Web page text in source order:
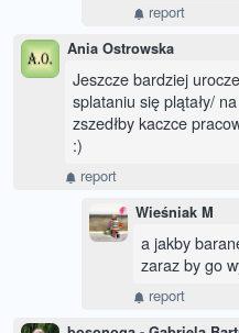
report
Ania Ostrowska
Jeszcze bardziej
splataniu się plątały/
zszedłby kaczce
:)
report
Wieśniak M
a jakby
zaraz by go
report